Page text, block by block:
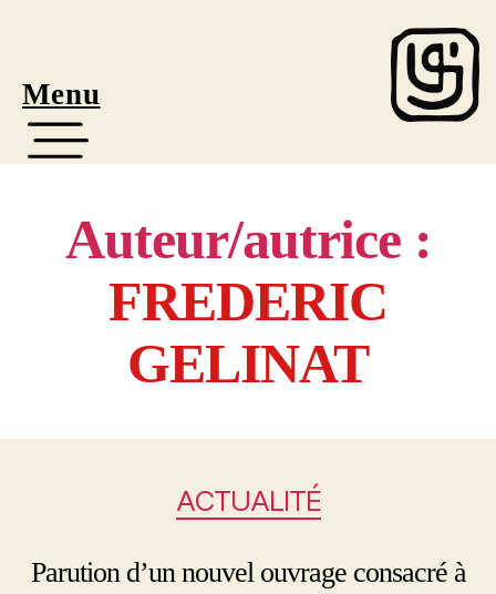
Menu
Auteur/autrice :
FREDERIC
GELINAT
ACTUALITÉ
Parution d’un nouvel ouvrage consacré à